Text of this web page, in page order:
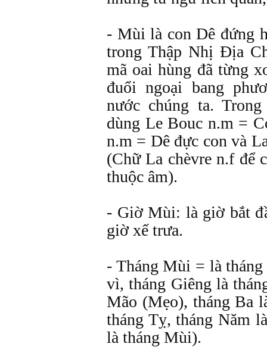
- Mùi là con Dê đứng
trong Thập Nhị Địa
mã oai hùng đã từng
đuổi ngoại bang
nước chúng ta.
dùng Le Bouc n.m =
n.m = Dê đực con và
(Chữ La chèvre n.f để
thuộc âm).
- Giờ Mùi: là giờ bắt
giờ xế trưa.
- Tháng Mùi = là
vì, tháng Giêng là
Mão (Mẹo), tháng Ba
tháng Tỵ, tháng Năm
là tháng Mùi).